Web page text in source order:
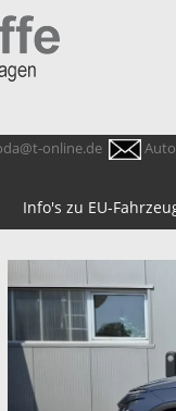
online.de
Info's zu EU-